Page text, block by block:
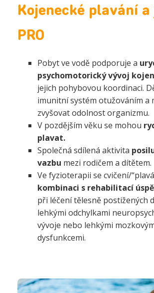
Kojenecké plavání a
PRO
Pobyt ve vodě podporuje a
psychomotorický vývoj
jejich pohybovou koordinaci.
imunitní systém otužováním a
zvyšovat odolnost organizmu.
V pozdějším věku se mohou
plavat.
Společná sdílená aktivita
vazbu mezi rodičem a dítětem.
Ve fyzioterapii se cvičení/
kombinaci s rehabilitací
při léčení tělesně postižených
lehkými odchylkami
vývoje nebo lehkými
dysfunkcemi.